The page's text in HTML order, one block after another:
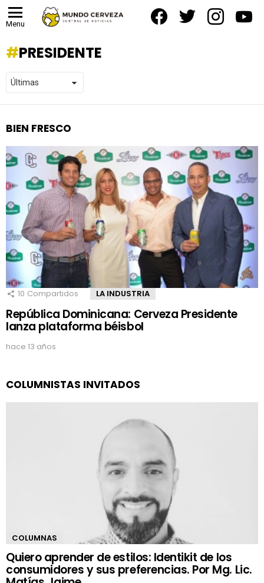
Menu
PRESIDENTE
BIEN FRESCO
10 Compartidos LA INDUSTRIA
República Dominicana: Cerveza Presidente
lanza plataforma béisbol
hace 13 años
COLUMNISTAS INVITADOS
COLUMNAS
Quiero aprender de estilos: Identikit de los
consumidores y sus preferencias. Por Mg. Lic.